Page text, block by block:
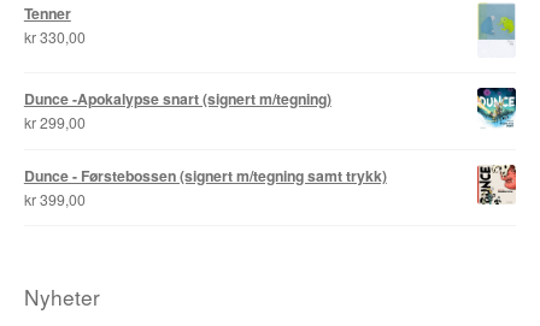
Tor Ærlig
Tore Strand Olsen
Trond Ivar Hansen
Til kassen
Tenner
kr330,00
Dunce -Apokalypse snart (signert m/tegning)
kr299,00
Dunce - Førstebossen (signert m/tegning samt trykk)
kr399,00
Nyheter